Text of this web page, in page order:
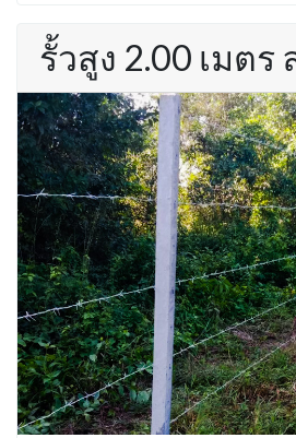
รั้วสูง 2.00 เมตร